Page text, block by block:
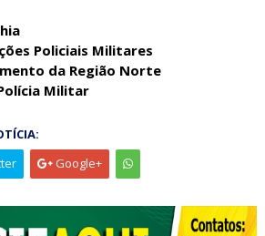
Policiais Militares
da Região Norte
Militar
Google+